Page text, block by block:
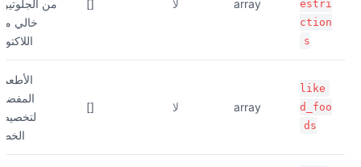
estri
ction
s
array لا []
من
خالي
like
d_foo
ds
array لا []